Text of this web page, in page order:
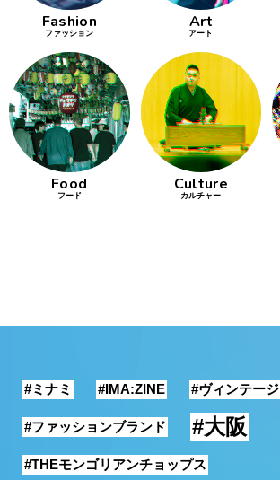
とは応援
立ったら
行動
するよう
ザインを
バファ
ズのキ
ャップ
頓堀
Fashion
ファッション
Art
アート
Food
フード
Culture
カルチャー
#ミナミ #IMA:ZINE #ヴィンテージ
#ファッションブランド #大阪
#THEモンゴリアンチョップス